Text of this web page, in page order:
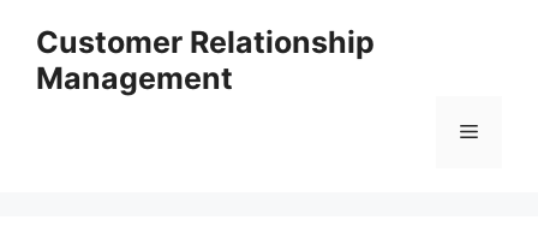
content
Customer Relationship
Management
Menu